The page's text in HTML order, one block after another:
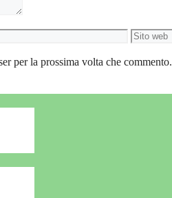
Sito
web
per la prossima volta che commento.